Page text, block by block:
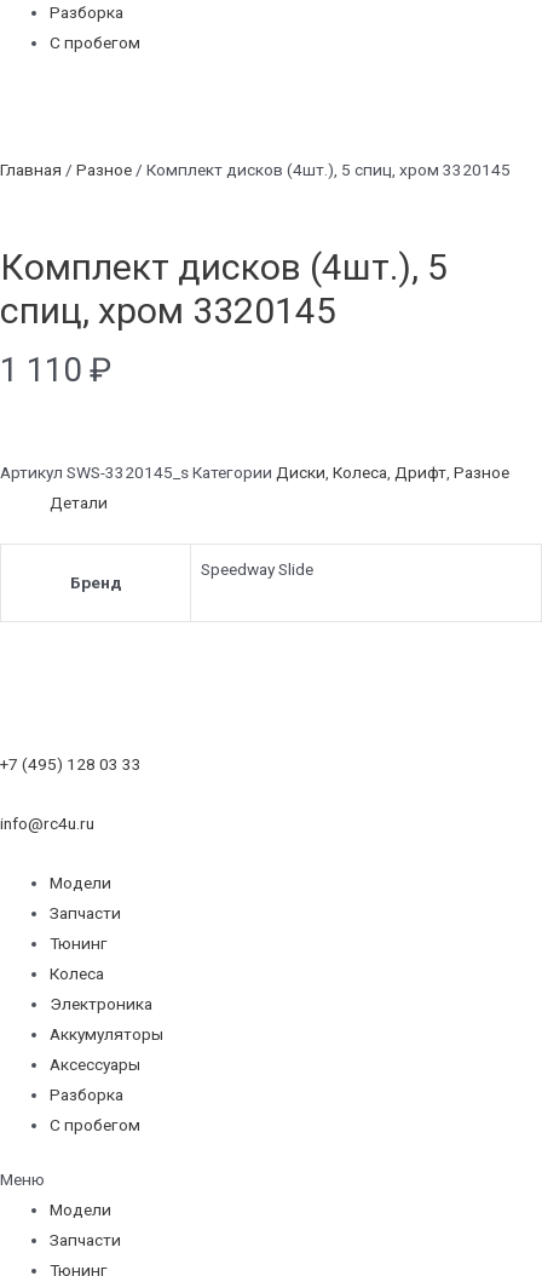
Разборка
С пробегом
Главная / Разное / Комплект дисков (4шт.), 5 спиц, хром 3320145
Комплект дисков (4шт.), 5
спиц, хром 3320145
1 110 ₽
Артикул SWS-3320145_sКатегории Диски, Колеса, Дрифт, Разное
Детали
Бренд
Speedway Slide
+7 (495) 128 03 33
info@rc4u.ru
Модели
Запчасти
Тюнинг
Колеса
Электроника
Аккумуляторы
Аксессуары
Разборка
С пробегом
Меню
Модели
Запчасти
Тюнинг